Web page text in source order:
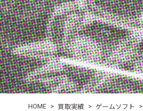
ポスター・紙モノ
HOME > 買取実績 > ゲームソフト >